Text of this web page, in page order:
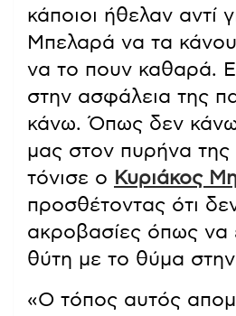
κάποιοι ήθελαν αντί
Μπελαρά να τα
να το πουν καθαρά.
στην ασφάλεια της
κάνω. Όπως δεν
μας στον πυρήνα
τόνισε ο Κυριάκος
προσθέτοντας ότι
ακροβασίες όπως να
θύτη με το θύμα
«Ο τόπος αυτός